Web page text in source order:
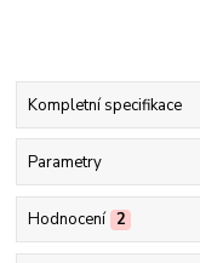
Kompletní specifikace
Parametry
Hodnocení 2